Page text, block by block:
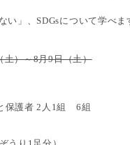
い」、SDGsについて学べま
土）～8月9日（土）
保護者 2人1組 6組